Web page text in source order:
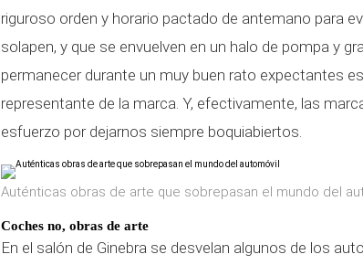
riguroso orden y horario pactado de antemano para
solapen, y que se envuelven en un halo de pompa y
permanecer durante un muy buen rato expectantes
representante de la marca. Y, efectivamente, las
esfuerzo por dejarnos siempre boquiabiertos.
Auténticas obras de arte que sobrepasan el mundo del
Coches no, obras de arte
En el salón de Ginebra se desvelan algunos de los